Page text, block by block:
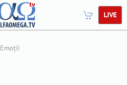
LIVE
Emoții